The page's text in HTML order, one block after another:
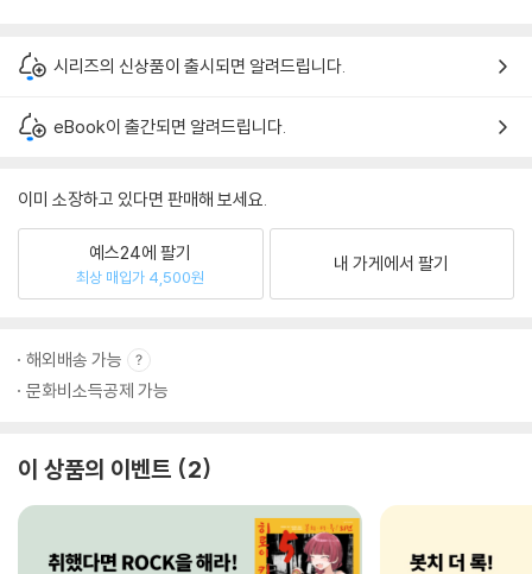
시리즈의 신상품이 출시되면 알려드립니다.
eBook이 출간되면 알려드립니다.
이미 소장하고 있다면 판매해 보세요.
예스24에 팔기
최상 매입가 4,500원
내 가게에서 팔기
해외배송 가능
문화비소득공제 가능
이 상품의 이벤트 2